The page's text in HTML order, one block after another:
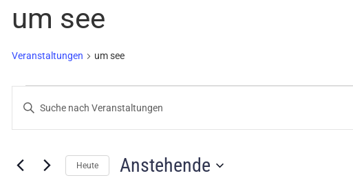
um see
Veranstaltungen um see
Veranstaltungen
Suche
Ansichten,
Bitte
Schlüsselwort
Suche
Veranstaltungen
Schlüsselwort.Heute Anstehende